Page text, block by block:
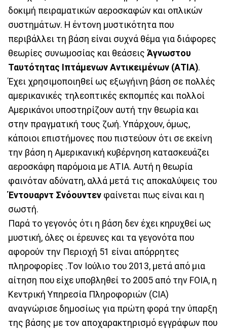
δοκιμή πειραματικών αεροσκαφών και οπλικών
συστημάτων. Η έντονη μυστικότητα που
περιβάλλει τη βάση είναι συχνά θέμα για διάφορες
θεωρίες συνωμοσίας και θεάσεις Άγνωστου
Ταυτότητας Ιπτάμενων Αντικειμένων (ΑΤΙΑ).
Έχει χρησιμοποιηθεί ως εξωγήινη βάση σε πολλές
αμερικανικές τηλεοπτικές εκπομπές και πολλοί
Αμερικάνοι υποστηρίζουν αυτή την θεωρία και
στην πραγματική τους ζωή. Υπάρχουν, όμως,
κάποιοι επιστήμονες που πιστεύουν ότι σε εκείνη
την βάση η Αμερικανική κυβέρνηση κατασκευάζει
αεροσκάφη παρόμοια με ΑΤΙΑ. Αυτή η θεωρία
φαινόταν αδύνατη, αλλά μετά τις αποκαλύψεις του
Έντουαρντ Σνόουντεν φαίνεται πως είναι και η
σωστή.
Παρά το γεγονός ότι η βάση δεν έχει κηρυχθεί ως
μυστική, όλες οι έρευνες και τα γεγονότα που
αφορούν την Περιοχή 51 είναι απόρρητες
πληροφορίες .Τον Ιούλιο του 2013, μετά από μια
αίτηση που είχε υποβληθεί το 2005 από την FOIA, η
Κεντρική Υπηρεσία Πληροφοριών (CIA)
αναγνώρισε δημοσίως για πρώτη φορά την ύπαρξη
της βάσης με τον αποχαρακτηρισμό εγγράφων που